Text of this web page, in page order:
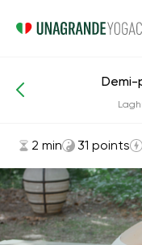
Asanas et exercices
Demi-
2 min 31 points